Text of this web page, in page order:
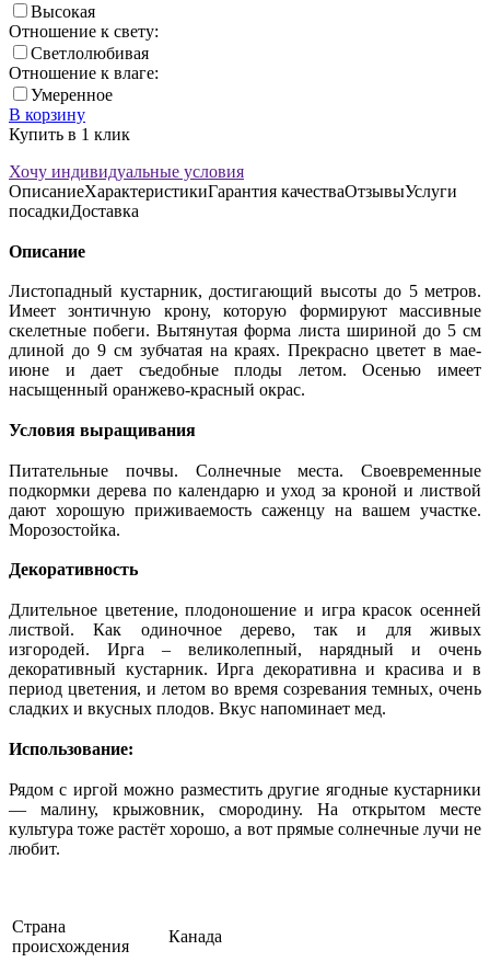
Высокая
Отношение к свету:
Светлолюбивая
Отношение к влаге:
Умеренное
В корзину
Купить в 1 клик
Хочу индивидуальные условия
ОписаниеХарактеристикиГарантия качестваОтзывыУслуги
посадкиДоставка
Описание
Листопадный кустарник, достигающий высоты до 5 метров.
Имеет зонтичную крону, которую формируют массивные
скелетные побеги. Вытянутая форма листа шириной до 5 см
длиной до 9 см зубчатая на краях. Прекрасно цветет в мае-
июне и дает съедобные плоды летом. Осенью имеет
насыщенный оранжево-красный окрас.
Условия выращивания
Питательные почвы. Солнечные места. Своевременные
подкормки дерева по календарю и уход за кроной и листвой
дают хорошую приживаемость саженцу на вашем участке.
Морозостойка.
Декоративность
Длительное цветение, плодоношение и игра красок осенней
листвой. Как одиночное дерево, так и для живых
изгородей. Ирга – великолепный, нарядный и очень
декоративный кустарник. Ирга декоративна и красива и в
период цветения, и летом во время созревания темных, очень
сладких и вкусных плодов. Вкус напоминает мед.
Использование:
Рядом с иргой можно разместить другие ягодные кустарники
— малину, крыжовник, смородину. На открытом месте
культура тоже растёт хорошо, а вот прямые солнечные лучи не
любит.
Страна
происхождения
Канада